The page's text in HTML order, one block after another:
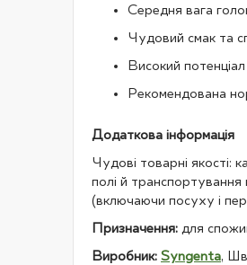
Середня вага
Чудовий смак та
Високий
Рекомендована
Додаткова інформація
Чудові товарні якості:
полі й транспортування
(включаючи посуху і
Призначення: для
Виробник: Syngenta,